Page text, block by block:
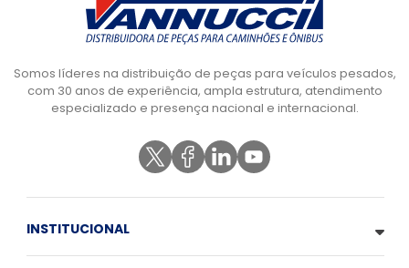
Somos líderes na distribuição de peças para veículos pesados,
com 30 anos de experiência, ampla estrutura, atendimento
especializado e presença nacional e internacional.
INSTITUCIONAL